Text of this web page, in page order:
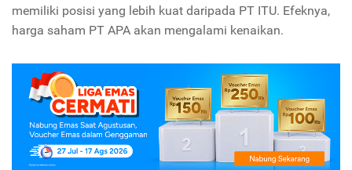
memiliki posisi yang lebih kuat daripada PT ITU. Efeknya,
harga saham PT APA akan mengalami kenaikan.